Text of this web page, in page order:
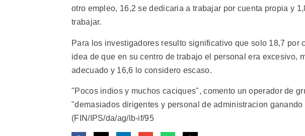
otro empleo, 16,2 se dedicaria a trabajar por cuenta propia y
trabajar.
Para los investigadores resulto significativo que solo 18,7 por
idea de que en su centro de trabajo el personal era excesivo,
adecuado y 16,6 lo considero escaso.
"Pocos indios y muchos caciques", comento un operador de
"demasiados dirigentes y personal de administracion
(FIN/IPS/da/ag/lb-if/95